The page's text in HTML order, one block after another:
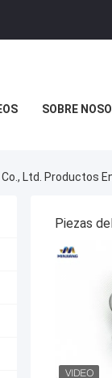
SOBRE
Ltd. Productos
Piezas
MEJOR